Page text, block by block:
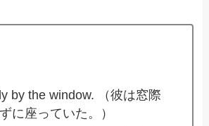
by the window. （彼は窓際
に座っていた。）